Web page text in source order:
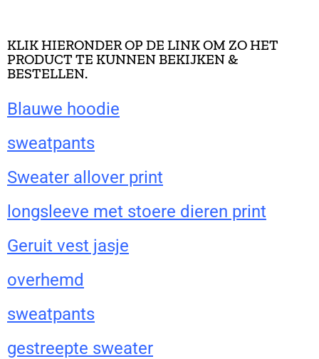
KLIK HIERONDER OP DE LINK OM ZO HET
PRODUCT TE KUNNEN BEKIJKEN &
BESTELLEN.
Blauwe hoodie
sweatpants
Sweater allover print
longsleeve met stoere dieren print
Geruit vest jasje
overhemd
sweatpants
gestreepte sweater